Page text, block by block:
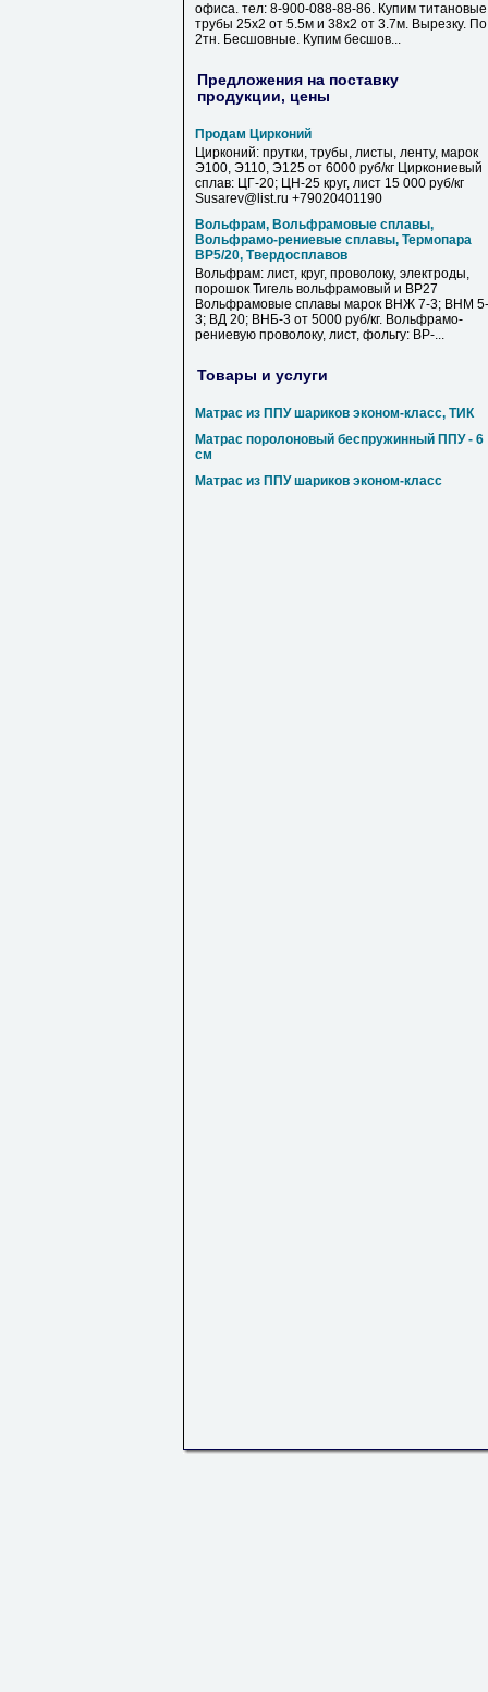
офиса. тел: 8-900-088-88-86. Купим титановые
трубы 25х2 от 5.5м и 38х2 от 3.7м. Вырезку. По
2тн. Бесшовные. Купим бесшов...
Предложения на поставку
продукции, цены
Продам Цирконий
Цирконий: прутки, трубы, листы, ленту, марок
Э100, Э110, Э125 от 6000 руб/кг Циркониевый
сплав: ЦГ-20; ЦН-25 круг, лист 15 000 руб/кг
Susarev@list.ru +79020401190
Вольфрам, Вольфрамовые сплавы,
Вольфрамо-рениевые сплавы, Термопара
ВР5/20, Твердосплавов
Вольфрам: лист, круг, проволоку, электроды,
порошок Тигель вольфрамовый и ВР27
Вольфрамовые сплавы марок ВНЖ 7-3; ВНМ 5-
3; ВД 20; ВНБ-3 от 5000 руб/кг. Вольфрамо-
рениевую проволоку, лист, фольгу: ВР-...
Товары и услуги
Матрас из ППУ шариков эконом-класс, ТИК
Матрас поролоновый беспружинный ППУ - 6
см
Матрас из ППУ шариков эконом-класс